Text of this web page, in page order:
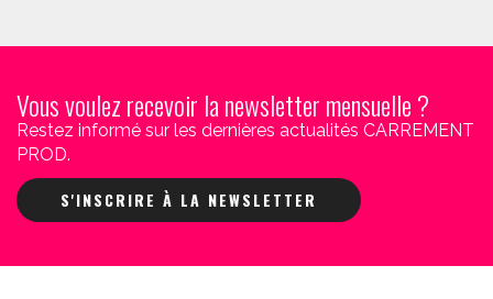
Vous voulez recevoir la newsletter mensuelle ?
Restez informé sur les dernières actualités CARREMENT
PROD.
S'INSCRIRE À LA NEWSLETTER